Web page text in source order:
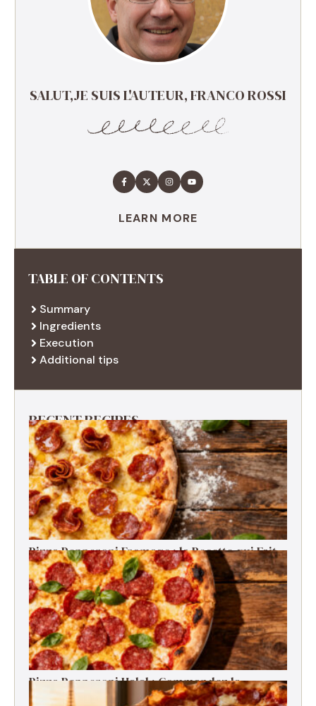
SALUT,JE SUIS L'AUTEUR, FRANCO ROSSI
LEARN MORE
TABLE OF CONTENTS
Summary
Ingredients
Execution
Additional tips
RECENT RECIPES
Pizza Pepperoni Fromage : la Recette qui Fait
Craquer Tout le Monde
Pizza Pepperoni Halal : Commandez la
Meilleure en Livraison